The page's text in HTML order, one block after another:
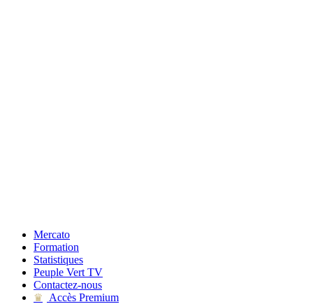
Mercato
Formation
Statistiques
Peuple Vert TV
Contactez-nous
♛
Accès Premium